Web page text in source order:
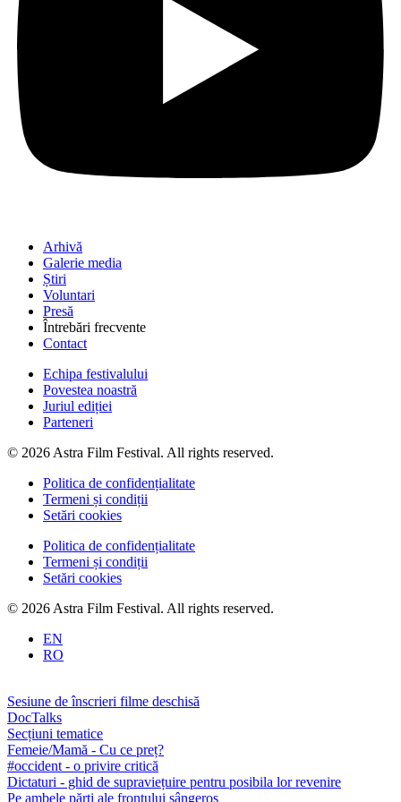
Arhivă
Galerie media
Știri
Voluntari
Presă
Întrebări frecvente
Contact
Echipa festivalului
Povestea noastră
Juriul ediției
Parteneri
© 2026 Astra Film Festival. All rights reserved.
Politica de confidențialitate
Termeni și condiții
Setări cookies
Politica de confidențialitate
Termeni și condiții
Setări cookies
© 2026 Astra Film Festival. All rights reserved.
EN
RO
Sesiune de înscrieri filme deschisă
DocTalks
Secțiuni tematice
Femeie/Mamă - Cu ce preț?
#occident - o privire critică
Dictaturi - ghid de supraviețuire pentru posibila lor revenire
Pe ambele părți ale frontului sângeros